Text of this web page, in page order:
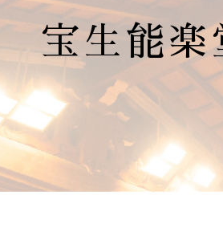
宝生能楽